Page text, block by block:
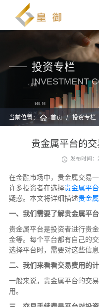
投资专栏
INVESTMENT
当前位置： 首页 投资专栏
贵金属平台的交
发布时间：
在金融市场中，贵金属交易
许多投资者在选择贵金属平台
疑惑。本文将详细描述贵金
一、我们需要了解贵金属平
贵金属平台是投资者进行贵
金等。每个平台都有自己的
选择平台时，需要对这些信息
二、我们来看看交易费用的
一般来说，贵金属平台的交
用。